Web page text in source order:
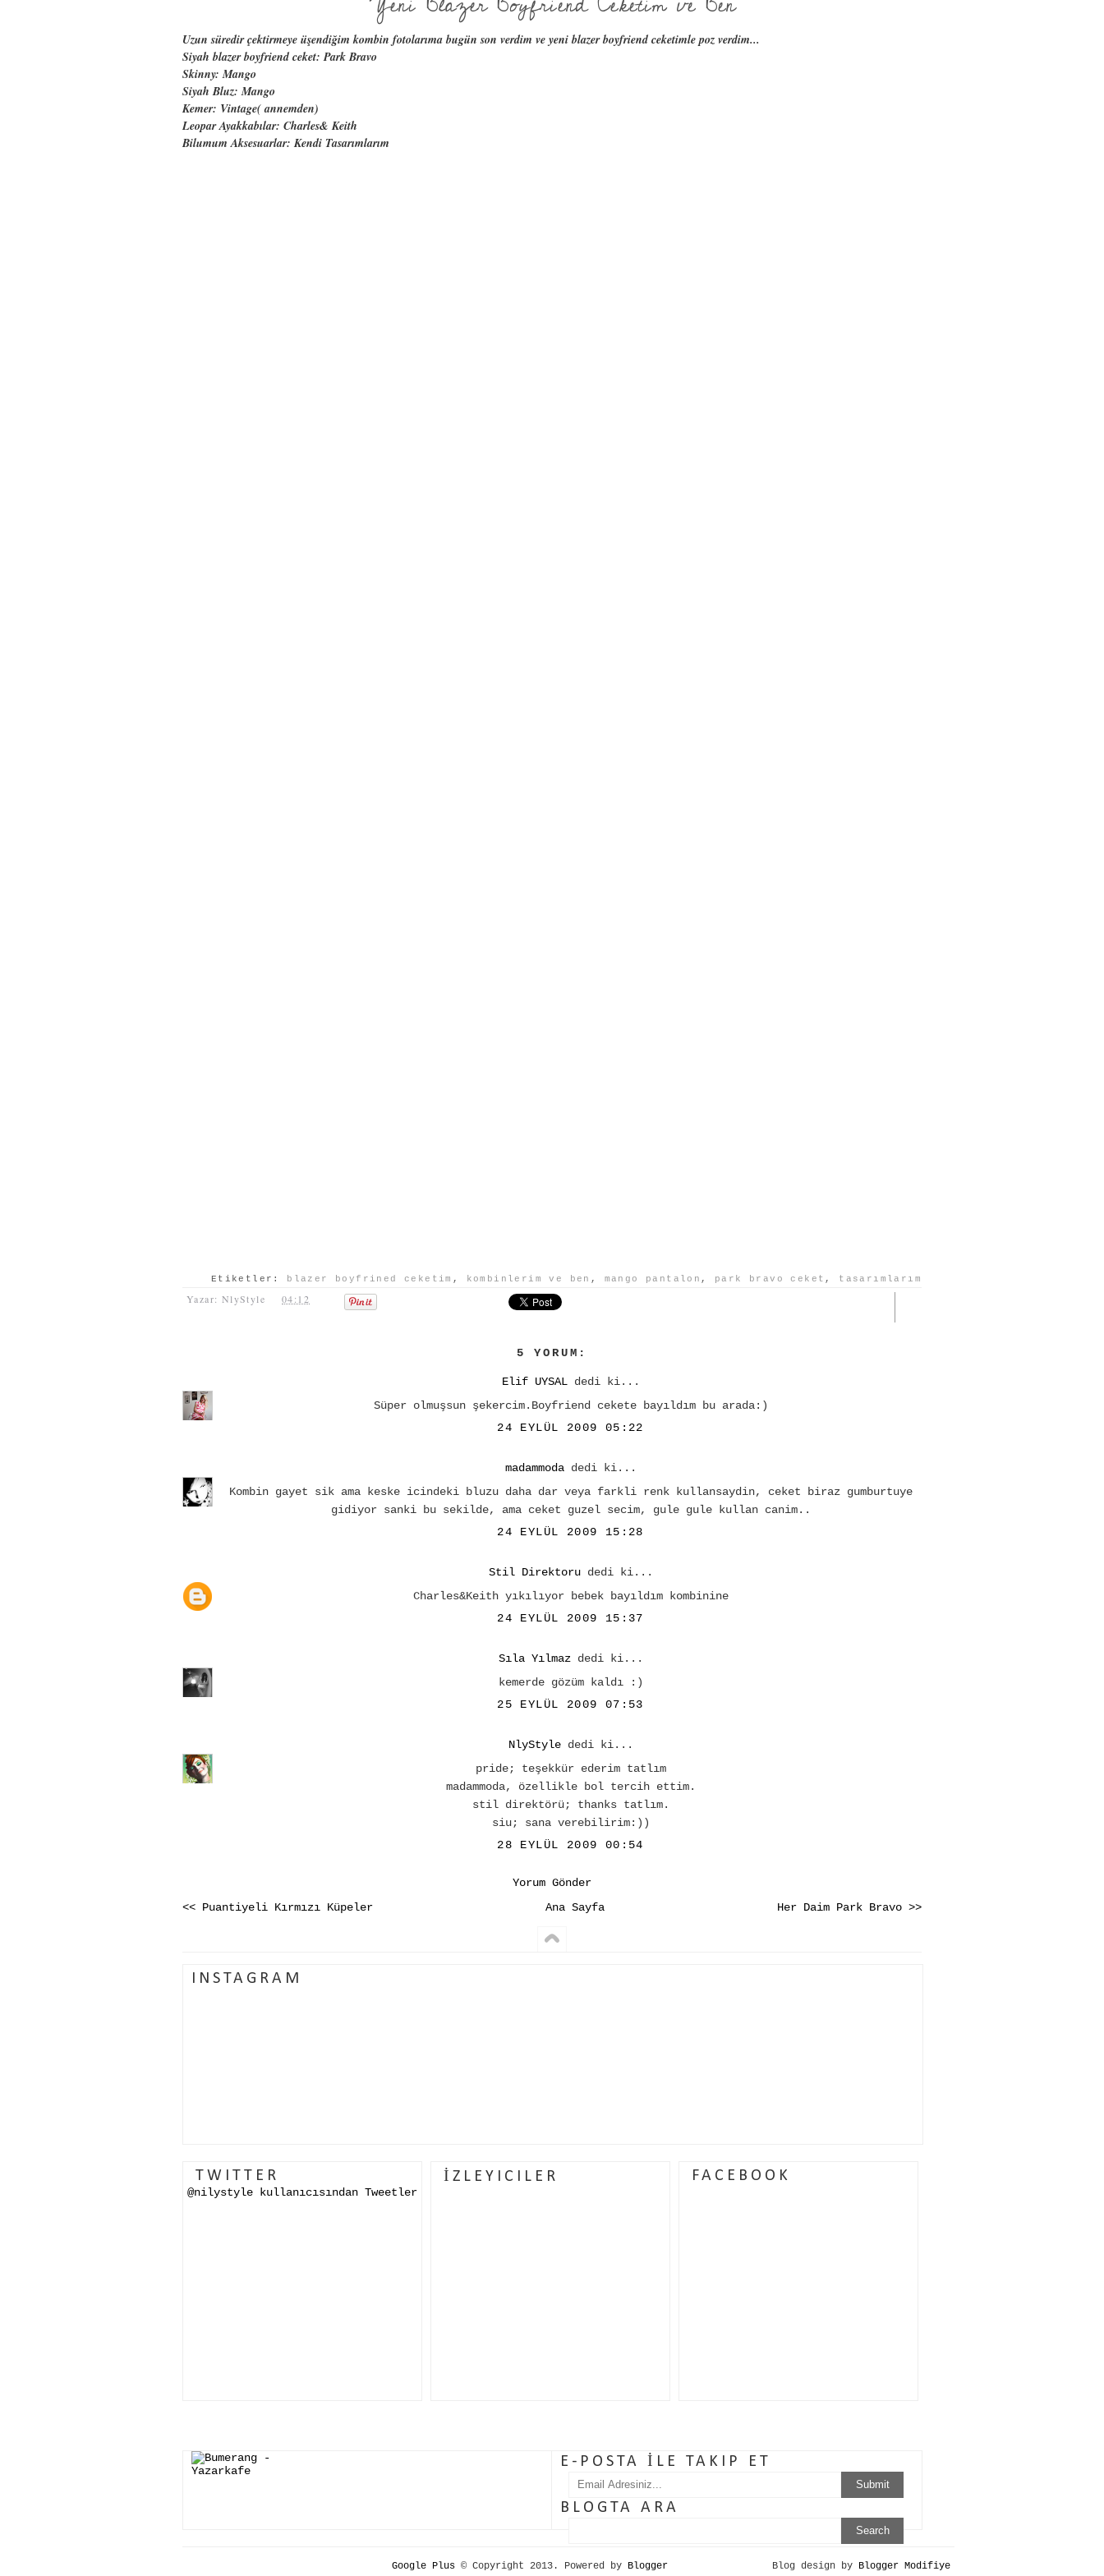
Uzun süredir çektirmeye üşendiğim kombin fotolarıma bugün son verdim ve yeni blazer boyfriend ceketimle poz verdim...
Siyah blazer boyfriend ceket: Park Bravo
Skinny: Mango
Siyah Bluz: Mango
Kemer: Vintage( annemden)
Leopar Ayakkabılar: Charles& Keith
Bilumum Aksesuarlar: Kendi Tasarımlarım
Etiketler: blazer boyfrined ceketim , kombinlerim ve ben , mango pantalon , park bravo ceket , tasarımlarım
Yazar: NlyStyle 04:12
5 YORUM:
Elif UYSALdedi ki...
Süper olmuşsun şekercim.Boyfriend cekete bayıldım bu arada:)
24 EYLÜL 2009 05:22
madammodadedi ki...
Kombin gayet sik ama keske icindeki bluzu daha dar veya farkli renk kullansaydin, ceket biraz gumburtuye
gidiyor sanki bu sekilde, ama ceket guzel secim, gule gule kullan canim..
24 EYLÜL 2009 15:28
Stil Direktorudedi ki...
Charles&Keith yıkılıyor bebek bayıldım kombinine
24 EYLÜL 2009 15:37
Sıla Yılmazdedi ki...
kemerde gözüm kaldı :)
25 EYLÜL 2009 07:53
NlyStylededi ki...
pride; teşekkür ederim tatlım
madammoda, özellikle bol tercih ettim.
stil direktörü; thanks tatlım.
siu; sana verebilirim:))
28 EYLÜL 2009 00:54
Yorum Gönder
<< Puantiyeli Kırmızı Küpeler
Her Daim Park Bravo >>
Ana Sayfa
INSTAGRAM
TWITTER
@nilystyle kullanıcısından Tweetler
İZLEYICILER FACEBOOK
E-POSTA İLE TAKIP ET
BLOGTA ARA
Google Plus © Copyright 2013. Powered by Blogger Blog design by Blogger Modifiye